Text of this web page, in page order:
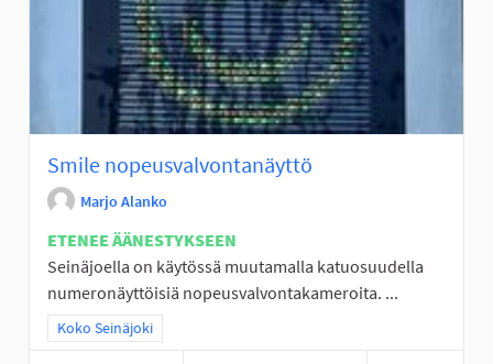
Smile nopeusvalvontanäyttö
Marjo Alanko
ETENEE ÄÄNESTYKSEEN
Seinäjoella on käytössä muutamalla katuosuudella
numeronäyttöisiä nopeusvalvontakameroita. ...
Rajaa tulokset teeman mukaan: Koko Seinäjoki
Koko Seinäjoki